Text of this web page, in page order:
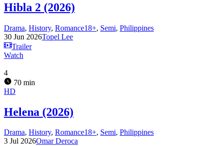
Hibla 2 (2026)
Drama, History, Romance18+, Semi, Philippines
30 Jun 2026Topel Lee
Trailer
Watch
4
70 min
HD
Helena (2026)
Drama, History, Romance18+, Semi, Philippines
3 Jul 2026Omar Deroca